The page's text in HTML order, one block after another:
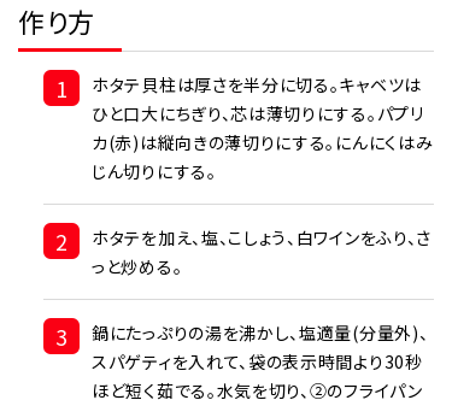
作り方
1
ホタテ貝柱は厚さを半分に切る。キャベツは
ひと口大にちぎり、芯は薄切りにする。パプリ
カ(赤)は縦向きの薄切りにする。にんにくはみ
じん切りにする。
2
ホタテを加え、塩、こしょう、白ワインをふり、さ
っと炒める。
3
鍋にたっぷりの湯を沸かし、塩適量(分量外)、
スパゲティを入れて、袋の表示時間より30秒
ほど短く茹でる。水気を切り、②のフライパン